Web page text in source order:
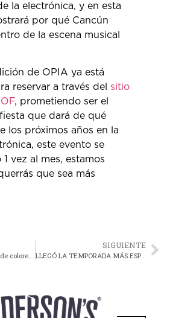
la electrónica, y en esta
por qué Cancún
de la escena musical
de OPIA ya está
reservar a través del sitio
, prometiendo ser el
que dará de qué
los próximos años en la
este evento se
1 vez al mes, estamos
que sea más
SIGUIENTE
LLEGÓ LA TEMPORADA MÁS ESPERADA DEL AÑO: EL CHILE EN NOGADA